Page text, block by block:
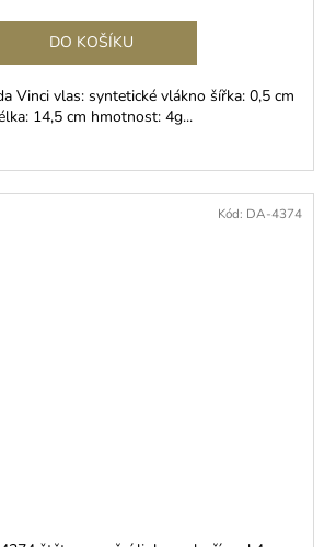
DO KOŠÍKU
Vinci vlas: syntetické vlákno šířka: 0,5 cm
14,5 cm hmotnost: 4g...
Kód: DA-4374